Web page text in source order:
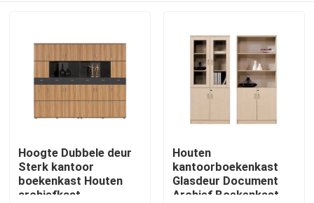
Hoogte Dubbele deur
Sterk kantoor
boekenkast Houten
archiefkast
Houten
kantoorboekenkast
Glasdeur Document
Archief Boekenkast